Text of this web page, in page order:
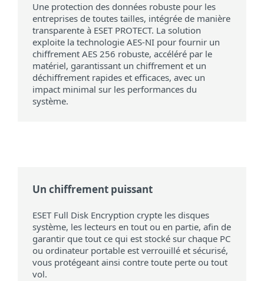
Une protection des données robuste pour les
entreprises de toutes tailles, intégrée de manière
transparente à ESET PROTECT. La solution
exploite la technologie AES-NI pour fournir un
chiffrement AES 256 robuste, accéléré par le
matériel, garantissant un chiffrement et un
déchiffrement rapides et efficaces, avec un
impact minimal sur les performances du
système.
Un chiffrement puissant
ESET Full Disk Encryption crypte les disques
système, les lecteurs en tout ou en partie, afin de
garantir que tout ce qui est stocké sur chaque PC
ou ordinateur portable est verrouillé et sécurisé,
vous protégeant ainsi contre toute perte ou tout
vol.